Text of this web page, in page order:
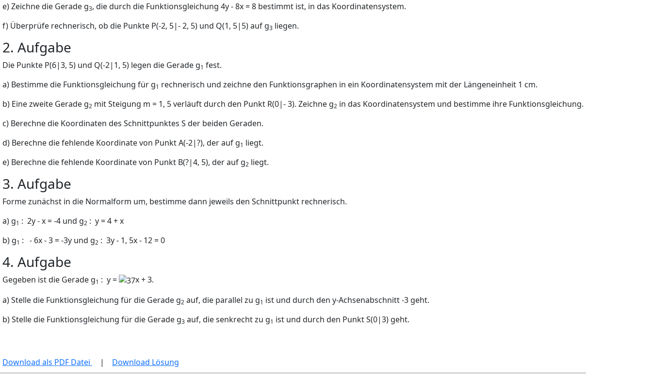
e) Zeichne die Gerade g3, die durch die Funktionsgleichung 4y-8x= 8 bestimmt ist, in das Koordinatensystem.
f) Überprüfe rechnerisch, ob die Punkte P(-2, 5|-2, 5) und Q(1, 5| 5)auf g3 liegen.
2. Aufgabe
Die Punkte P(6|3, 5) und Q(-2| 1, 5) legen die Gerade g1 fest.
a) Bestimme die Funktionsgleichung für g1 rechnerisch und zeichne den Funktionsgraphen in ein Koordinatensystem mit der Längeneinheit 1 cm.
b) Eine zweite Gerade g2 mit Steigung m = 1, 5verläuft durch den Punkt R(0|-3). Zeichne g2 in das Koordinatensystem und bestimme ihre Funktionsgleichung.
c) Berechne die Koordinaten des Schnittpunktes S der beiden Geraden.
d) Berechne die fehlende Koordinate von PunktA(-2|?), der auf g1 liegt.
e) Berechne die fehlende Koordinate von Punkt B(?|4, 5), der auf g2 liegt.
3. Aufgabe
Forme zunächst in die Normalform um, bestimme dann jeweils den Schnittpunkt rechnerisch.
a) g1 : 2y-x=-4 und g2 : y= 4 +x
b) g1 : - 6x-3 =-3y und g2 : 3y- 1, 5x- 12 = 0
4. Aufgabe
Gegeben ist die Gerade g1 : y= x+ 3.
a) Stelle die Funktionsgleichung für die Gerade g2 auf, die parallel zu g1 ist und durch den y-Achsenabschnitt-3 geht.
b) Stelle die Funktionsgleichung für die Gerade g3 auf, die senkrecht zu g1 ist und durch den PunktS(0|3) geht.
Download als PDF Datei | Download Lösung